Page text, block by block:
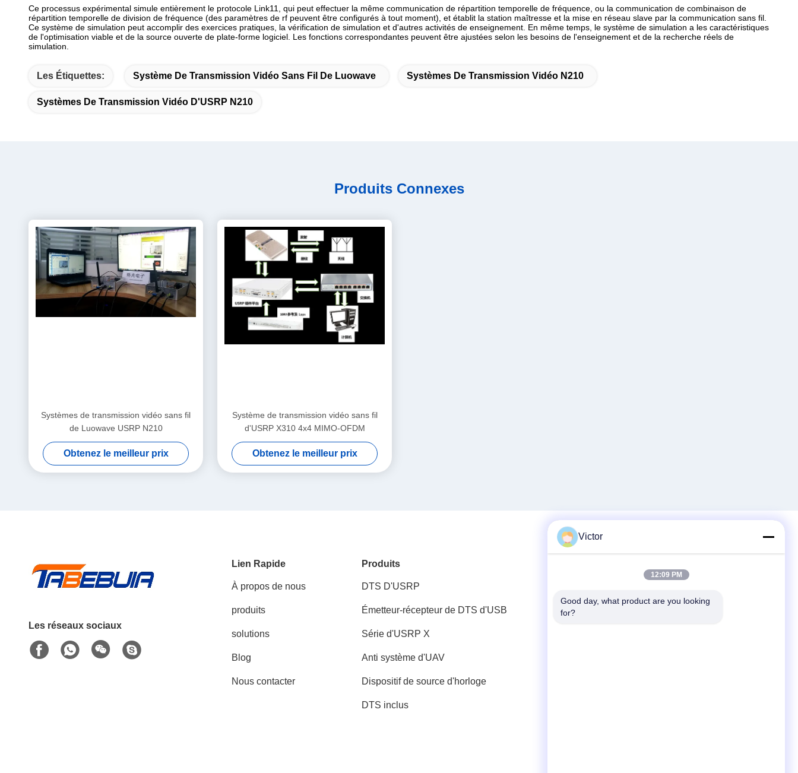
Ce processus expérimental simule entièrement le protocole Link11, qui peut effectuer la même communication de répartition temporelle de fréquence, ou la communication de combinaison de
répartition temporelle de division de fréquence (des paramètres de rf peuvent être configurés à tout moment), et établit la station maîtresse et la mise en réseau slave par la communication sans fil.
Ce système de simulation peut accomplir des exercices pratiques, la vérification de simulation et d'autres activités de enseignement. En même temps, le système de simulation a les caractéristiques
de l'optimisation viable et de la source ouverte de plate-forme logiciel. Les fonctions correspondantes peuvent être ajustées selon les besoins de l'enseignement et de la recherche réels de
simulation.
Les Étiquettes: Système De Transmission Vidéo Sans Fil De Luowave Systèmes De Transmission Vidéo N210
Systèmes De Transmission Vidéo D'USRP N210
Produits Connexes
Systèmes de transmission vidéo sans fil
de Luowave USRP N210
Obtenez le meilleur prix
Système de transmission vidéo sans fil
d'USRP X310 4x4 MIMO-OFDM
Obtenez le meilleur prix
Les réseaux sociaux
Lien Rapide
À propos de nous
produits
solutions
Blog
Nous contacter
Produits
DTS D'USRP
Émetteur-récepteur de DTS d'USB
Série d'USRP X
Anti système d'UAV
Dispositif de source d'horloge
DTS inclus
86--18062514745
Victor
12:09 PM
Good day, what product are you looking
for?